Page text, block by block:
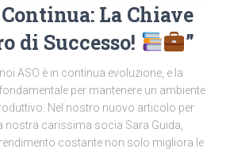
La Chiave
di Successo!
”
ASO è in continua evoluzione, e la
per mantenere un ambiente
Nel nostro nuovo articolo per
nostra carissima socia Sara Guida,
costante non solo migliora le